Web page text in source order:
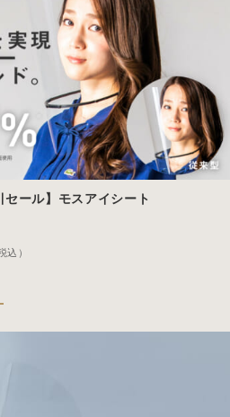
ール】モスアイシート
込）